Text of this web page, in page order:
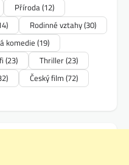
Příroda(12)
Rodinné vztahy(30)
komedie (19)
(23) Thriller(23)
Český film (72)